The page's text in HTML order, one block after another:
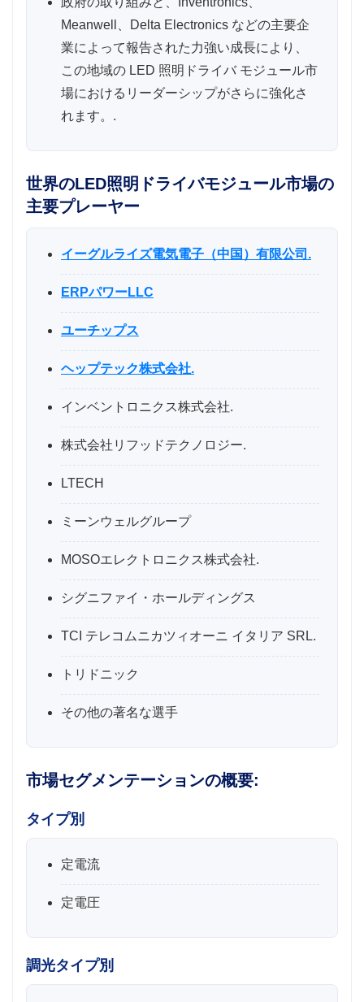
Meanwell、Delta Electronics などの主要企
業によって報告された力強い成長により、
この地域の LED 照明ドライバ モジュール市
場におけるリーダーシップがさらに強化さ
れます。.
世界のLED照明ドライバモジュール市場の
主要プレーヤー
イーグルライズ電気電子（中国）有限公司.
ERPパワーLLC
ユーチップス
ヘップテック株式会社.
インベントロニクス株式会社.
株式会社リフッドテクノロジー.
LTECH
ミーンウェルグループ
MOSOエレクトロニクス株式会社.
シグニファイ・ホールディングス
TCI テレコムニカツィオーニ イタリア SRL.
トリドニック
その他の著名な選手
市場セグメンテーションの概要:
タイプ別
定電流
定電圧
調光タイプ別